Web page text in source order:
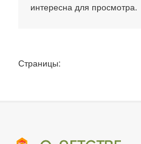
интересна для просмотра.
Страницы: